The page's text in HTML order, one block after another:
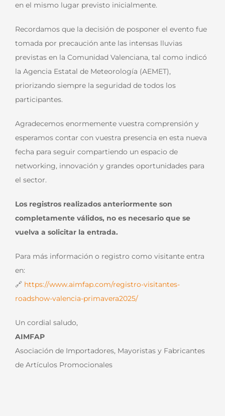
en el mismo lugar previsto inicialmente.
Recordamos que la decisión de posponer el evento fue
tomada por precaución ante las intensas lluvias
previstas en la Comunidad Valenciana, tal como indicó
la Agencia Estatal de Meteorología (AEMET),
priorizando siempre la seguridad de todos los
participantes.
Agradecemos enormemente vuestra comprensión y
esperamos contar con vuestra presencia en esta nueva
fecha para seguir compartiendo un espacio de
networking, innovación y grandes oportunidades para
el sector.
Los registros realizados anteriormente son
completamente válidos, no es necesario que se
vuelva a solicitar la entrada.
Para más información o registro como visitante entra
en:
🔗 https://www.aimfap.com/registro-visitantes-
roadshow-valencia-primavera2025/
Un cordial saludo,
AIMFAP
Asociación de Importadores, Mayoristas y Fabricantes
de Artículos Promocionales